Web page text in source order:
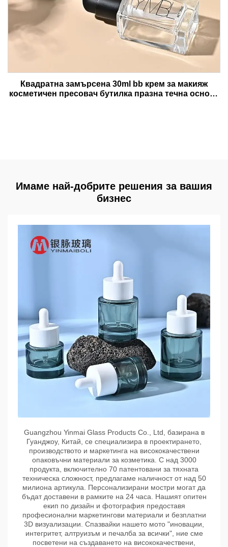
Квадратна замърсена 30ml bb крем за макияж
косметичен пресовач бутилка празна течна основа
Имаме най-добрите решения за вашия
бизнес
Guangzhou Yinmai Glass Products Co., Ltd, базирана в
Гуанджоу, Китай, се специализира в проектирането,
производството и маркетинга на висококачествени
опаковъчни материали за козметика. С над 3000
продукта, включително 70 патентовани за тяхната
техническа сложност, предлагаме наличност от над 50
милиона артикула. Персонализирани мостри могат да
бъдат доставени в рамките на 24 часа. Нашият опитен
екип по дизайн и фотография предоставя
професионални маркетингови материали и безплатни
3D визуализации. Спазвайки нашето мото "иновации,
интегритет, алтруизъм и печалба за всички", ние сме
посветени на създаването на висококачествени,